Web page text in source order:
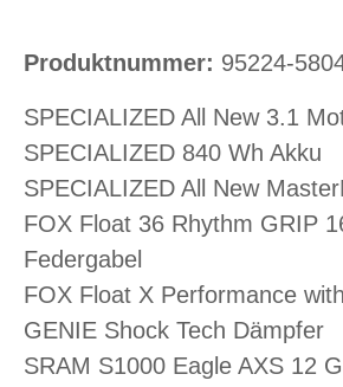
Produktnummer: 95224-
SPECIALIZED All New 3.1
SPECIALIZED 840 Wh Akku
SPECIALIZED All New
FOX Float 36 Rhythm GRIP
Federgabel
FOX Float X Performance
GENIE Shock Tech Dämpfer
SRAM S1000 Eagle AXS 12